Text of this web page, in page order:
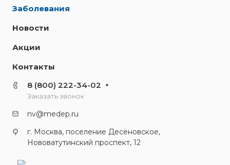
Заболевания
Новости
Акции
Контакты
8 (800) 222-34-02
Заказать звонок
nv@medep.ru
г. Москва, поселение Десёновское,
Нововатутинский проспект, 12